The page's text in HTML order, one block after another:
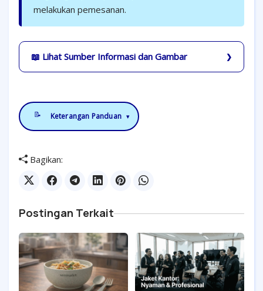
melakukan pemesanan.
📖 Lihat Sumber Informasi dan Gambar
📝 Keterangan Panduan ▾
Bagikan:
Postingan Terkait